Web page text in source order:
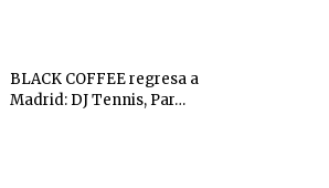
BLACK COFFEE regresa a
Madrid: DJ Tennis, Par…